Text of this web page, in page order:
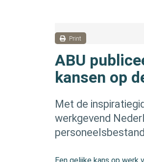
Print
ABU
kansen op
Met de
werkgevend
Een gelijke kans op werk